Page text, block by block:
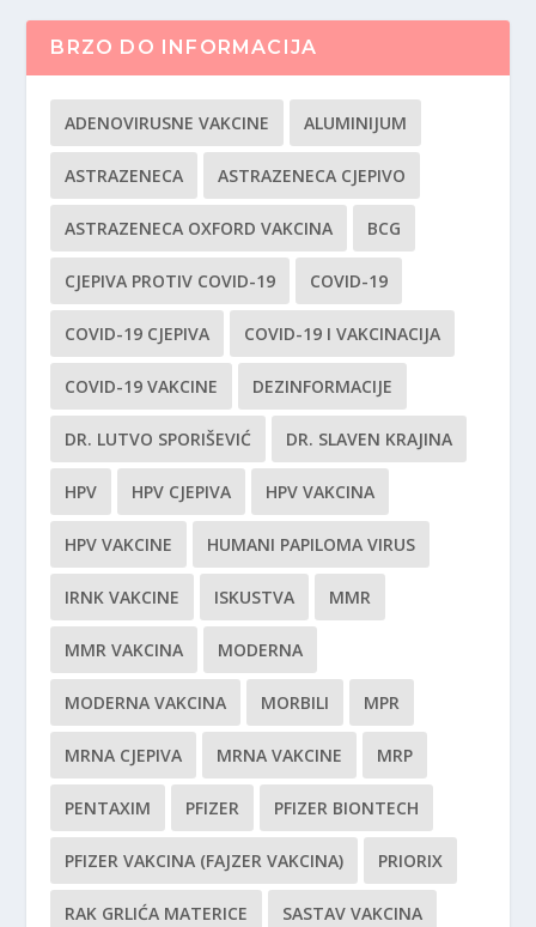
BRZO DO INFORMACIJA
ADENOVIRUSNE VAKCINE ALUMINIJUM
ASTRAZENECA ASTRAZENECA CJEPIVO
ASTRAZENECA OXFORD VAKCINA BCG
CJEPIVA PROTIV COVID-19 COVID-19
COVID-19 CJEPIVA COVID-19 I VAKCINACIJA
COVID-19 VAKCINE DEZINFORMACIJE
DR. LUTVO SPORIŠEVIĆ DR. SLAVEN KRAJINA
HPV HPV CJEPIVA HPV VAKCINA
HPV VAKCINE HUMANI PAPILOMA VIRUS
IRNK VAKCINE ISKUSTVA MMR
MMR VAKCINA MODERNA
MODERNA VAKCINA MORBILI MPR
MRNA CJEPIVA MRNA VAKCINE MRP
PENTAXIM PFIZER PFIZER BIONTECH
PFIZER VAKCINA (FAJZER VAKCINA) PRIORIX
RAK GRLIĆA MATERICE SASTAV VAKCINA